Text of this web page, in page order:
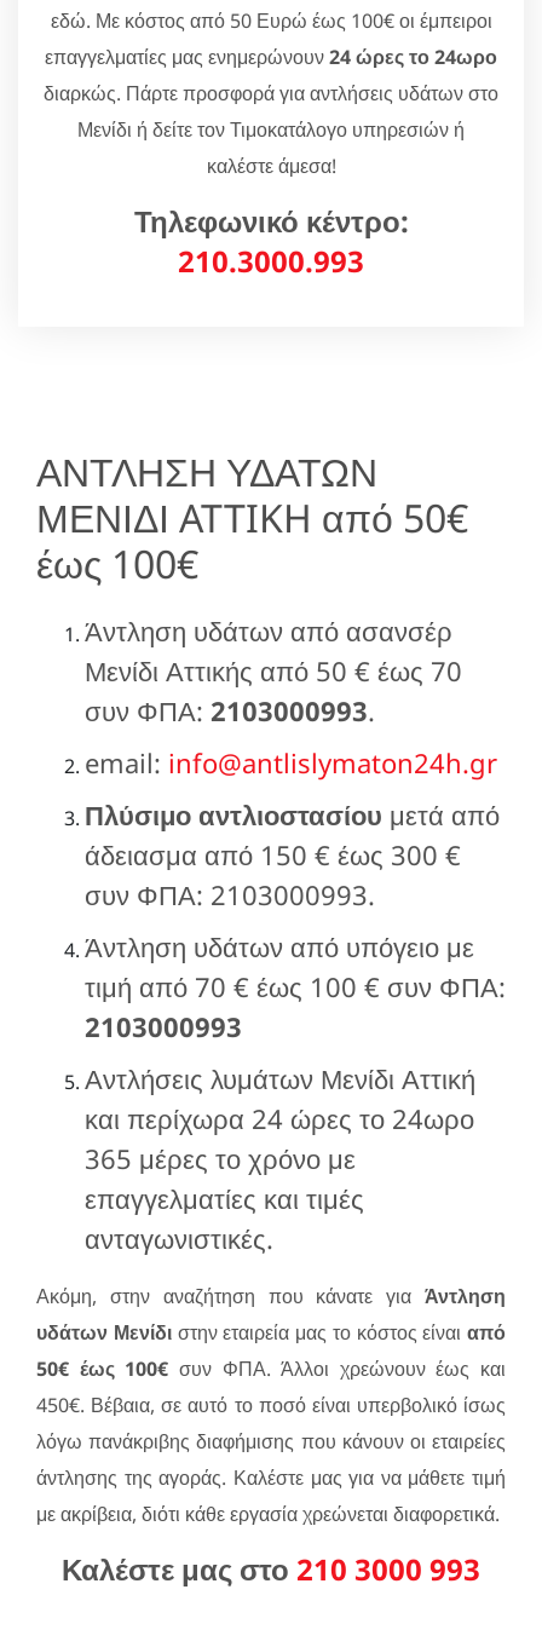
εδώ. Με κόστος από 50 Ευρώ έως 100€ οι έμπειροι
επαγγελματίες μας ενημερώνουν24 ώρες το 24ωρο
διαρκώς. Πάρτε προσφορά για αντλήσεις υδάτων στο
Μενίδι ή δείτε τον Τιμοκατάλογο υπηρεσιών ή
καλέστε άμεσα!
Τηλεφωνικό κέντρο:
210.3000.993
ΑΝΤΛΗΣΗ ΥΔΑΤΩΝ
ΜΕΝΙΔΙ ATTIKH από 50€
έως 100€
Άντληση υδάτων από ασανσέρ
Μενίδι Αττικής από 50 € έως 70
συν ΦΠΑ: 2103000993.
email: info@antlislymaton24h.gr
Πλύσιμο αντλιοστασίου μετά από
άδειασμα από 150 € έως 300 €
συν ΦΠΑ: 2103000993.
Άντληση υδάτων από υπόγειο με
τιμή από 70 € έως 100 € συν ΦΠΑ:
2103000993
Αντλήσεις λυμάτων Μενίδι Αττική
και περίχωρα 24 ώρες το 24ωρο
365 μέρες το χρόνο με
επαγγελματίες και τιμές
ανταγωνιστικές.
Ακόμη, στην αναζήτηση που κάνατε για Άντληση
υδάτων Μενίδιστην εταιρεία μας το κόστος είναι από
50€ έως 100€ συν ΦΠΑ. Άλλοι χρεώνουν έως και
450€. Βέβαια, σε αυτό το ποσό είναι υπερβολικό ίσως
λόγω πανάκριβης διαφήμισης που κάνουν οι εταιρείες
άντλησης της αγοράς. Καλέστε μας για να μάθετε τιμή
με ακρίβεια, διότι κάθε εργασία χρεώνεται διαφορετικά.
Καλέστε μας στο 210 3000 993